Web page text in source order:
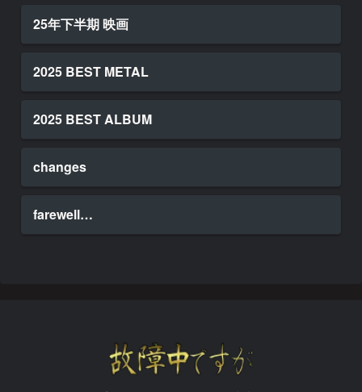
25年下半期 映画
2025 BEST METAL
2025 BEST ALBUM
changes
farewell…